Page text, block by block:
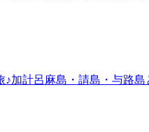
加計呂麻島・請島・与路島